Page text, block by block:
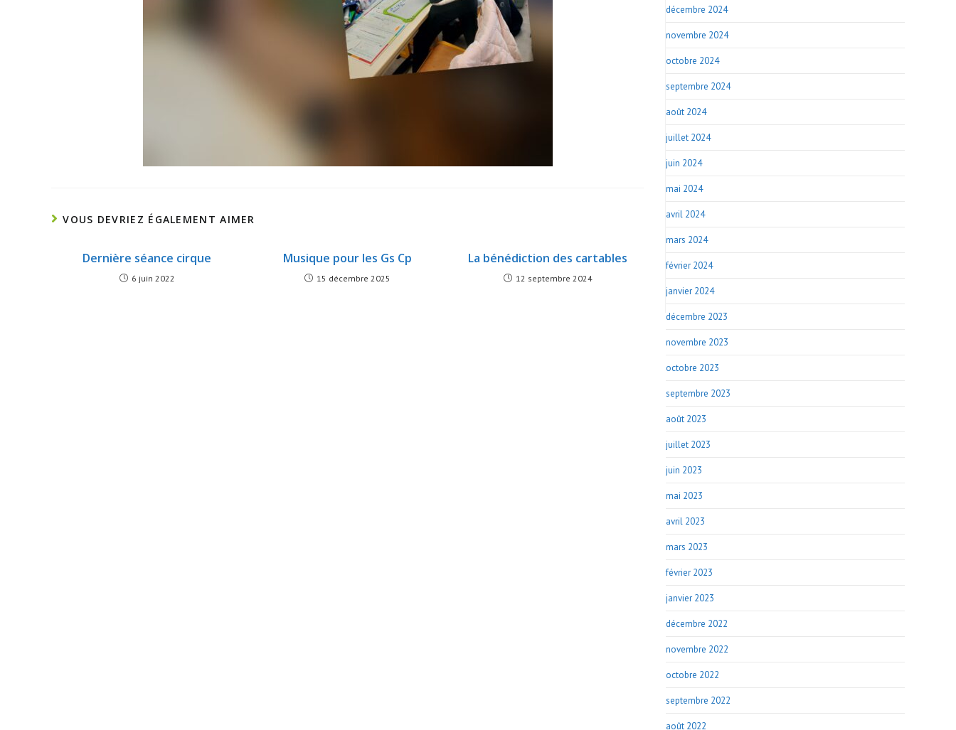
VOUS DEVRIEZ ÉGALEMENT AIMER
Dernière séance cirque
6 juin 2022
Musique pour les Gs Cp
15 décembre 2025
La bénédiction des cartables
12 septembre 2024
décembre 2024
novembre 2024
octobre 2024
septembre 2024
août 2024
juillet 2024
juin 2024
mai 2024
avril 2024
mars 2024
février 2024
janvier 2024
décembre 2023
novembre 2023
octobre 2023
septembre 2023
août 2023
juillet 2023
juin 2023
mai 2023
avril 2023
mars 2023
février 2023
janvier 2023
décembre 2022
novembre 2022
octobre 2022
septembre 2022
août 2022